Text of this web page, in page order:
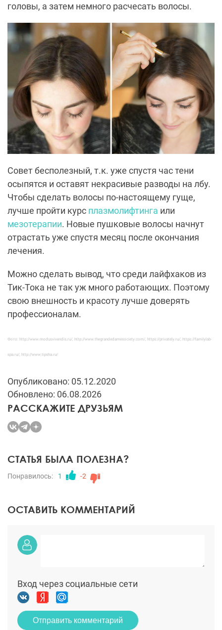
головы, а затем немного расчесать волосы.
Совет бесполезный, т.к. уже спустя час тени
осыпятся и оставят некрасивые разводы на лбу.
Чтобы сделать волосы по-настоящему гуще,
лучше пройти курс плазмолифтинга или
мезотерапии. Новые пушковые волосы начнут
отрастать уже спустя месяц после окончания
лечения.
Можно сделать вывод, что среди лайфхаков из
Тик-Тока не так уж много работающих. Поэтому
свою внешность и красоту лучше доверять
профессионалам.
Фото: http://www.modusvivendis.ru/, http://www.thegrandedamesociety.com/, https://privately.ru/, https://familylab-
spa.ru/, http://www.tipsha.ru/
Опубликовано: 05.12.2020
Обновлено: 06.08.2026
РАССКАЖИТЕ ДРУЗЬЯМ
СТАТЬЯ БЫЛА ПОЛЕЗНА?
Понравилось: 1 -2
ОСТАВИТЬ КОММЕНТАРИЙ
Вход через социальные сети
Отправить комментарий